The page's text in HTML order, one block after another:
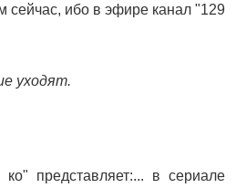
сейчас, ибо в эфире канал "129
уходят.
ко" представляет:... в сериале